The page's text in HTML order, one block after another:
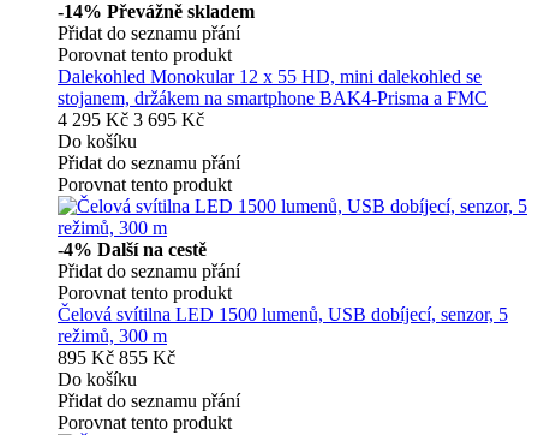
-14% Převážně skladem
Přidat do seznamu přání
Porovnat tento produkt
Dalekohled Monokular 12 x 55 HD, mini dalekohled se
stojanem, držákem na smartphone BAK4-Prisma a FMC
4 295 Kč 3 695 Kč
Do košíku
Přidat do seznamu přání
Porovnat tento produkt
-4% Další na cestě
Přidat do seznamu přání
Porovnat tento produkt
Čelová svítilna LED 1500 lumenů, USB dobíjecí, senzor, 5
režimů, 300 m
895 Kč 855 Kč
Do košíku
Přidat do seznamu přání
Porovnat tento produkt